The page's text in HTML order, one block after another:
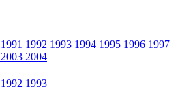
1991 1992 1993 1994 1995 1996 1997
2003 2004
1992 1993